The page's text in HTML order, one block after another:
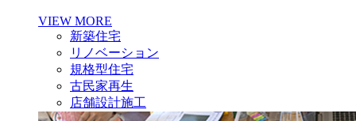
VIEW MORE
新築住宅
リノベーション
規格型住宅
古民家再生
店舗設計施工